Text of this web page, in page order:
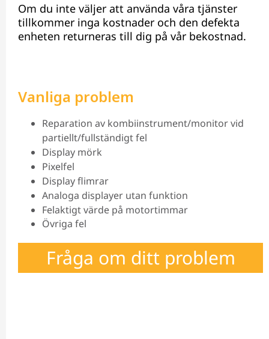
Om du inte väljer att använda våra tjänster
tillkommer inga kostnader och den defekta
enheten returneras till dig på vår bekostnad.
Vanliga problem
Reparation av kombiinstrument/monitor vid
partiellt/fullständigt fel
Display mörk
Pixelfel
Display flimrar
Analoga displayer utan funktion
Felaktigt värde på motortimmar
Övriga fel
Fråga om ditt problem